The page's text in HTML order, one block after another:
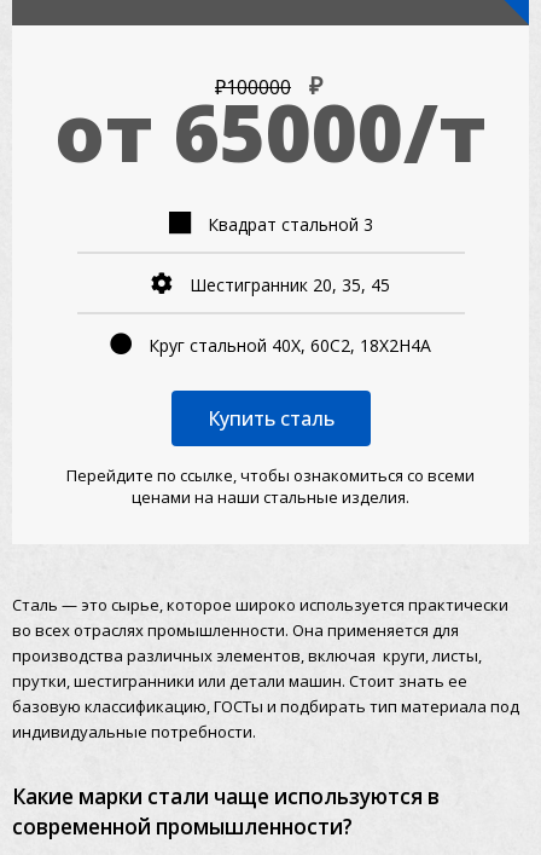
₽100000 ₽
от 65000/т
Квадрат стальной 3
Шестигранник 20, 35, 45
Круг стальной 40Х, 60С2, 18Х2Н4А
Купить сталь
Перейдите по ссылке, чтобы ознакомиться со всеми
ценами на наши стальные изделия.
Сталь — это сырье, которое широко используется практически
во всех отраслях промышленности. Она применяется для
производства различных элементов, включая круги, листы,
прутки, шестигранники или детали машин. Стоит знать ее
базовую классификацию, ГОСТы и подбирать тип материала под
индивидуальные потребности.
Какие марки стали чаще используются в
современной промышленности?